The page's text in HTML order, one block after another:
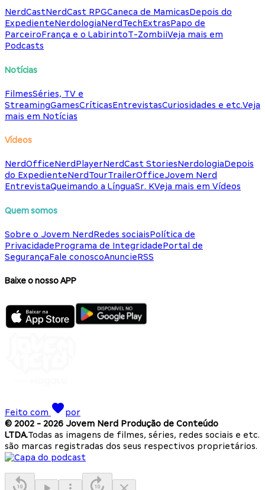
NerdCastNerdCast RPGCaneca de MamicasDepois do
ExpedienteNerdologiaNerdTechExtrasPapo de
ParceiroFrança e o LabirintoT-ZombiiVeja mais em
Podcasts
Notícias
FilmesSéries, TV e
StreamingGamesCríticasEntrevistasCuriosidades e etc.Veja
mais em Notícias
Vídeos
NerdOfficeNerdPlayerNerdCast StoriesNerdologiaDepois
do ExpedienteNerdTourTrailerOfficeJovem Nerd
EntrevistaQueimando a LínguaSr. KVeja mais em Vídeos
Quem somos
Sobre o Jovem NerdRedes sociaisPolítica de
PrivacidadePrograma de IntegridadePortal de
SegurançaFale conoscoAnuncieRSS
Baixe o nosso APP
Feito com
por
© 2002 - 2026 Jovem Nerd Produção de Conteúdo
LTDA.Todas as imagens de filmes, séries, redes sociais e etc.
são marcas registradas dos seus respectivos proprietários.